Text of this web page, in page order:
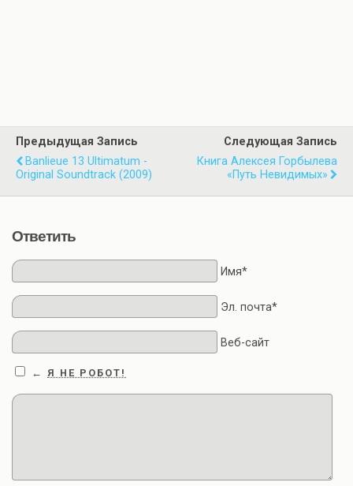
Предыдущая Запись
Banlieue 13 Ultimatum -
Original Soundtrack (2009)
Следующая Запись
Книга Алексея Горбылева
«Путь Невидимых»
Ответить
Имя*
Эл. почта*
Веб-сайт
← Я НЕ РОБОТ!